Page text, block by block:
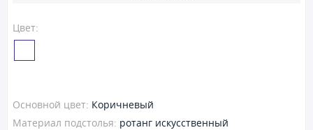
Цвет:
Основной цвет: Коричневый
Материал подстолья: ротанг искусственный